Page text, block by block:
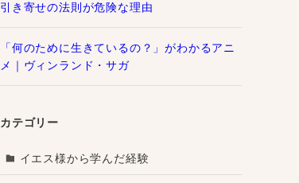
引き寄せの法則が危険な理由
「何のために生きているの？」がわかるアニ
メ｜ヴィンランド・サガ
カテゴリー
イエス様から学んだ経験